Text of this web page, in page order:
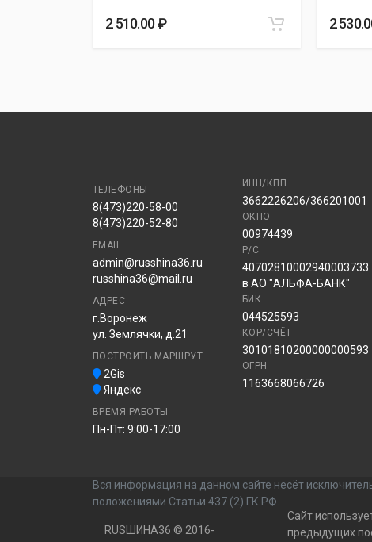
2 510.00 ₽ 2
ТЕЛЕФОНЫ
8(473)220-58-00
8(473)220-52-80
EMAIL
admin@russhina36.ru
russhina36@mail.ru
АДРЕС
г.Воронеж
ул. Землячки, д.21
ПОСТРОИТЬ МАРШРУТ
2Gis
Яндекс
ВРЕМЯ РАБОТЫ
Пн-Пт: 9:00-17:00
ИНН/КПП
3662226206/366201001
ОКПО
00974439
Р/С
40702810002940003733
в АО "АЛЬФА-БАНК"
БИК
044525593
КОР/СЧЁТ
30101810200000000593
ОГРН
1163668066726
Вся информация на данном сайте несёт
положениями Статьи 437 (2) ГК РФ.
RUSШИНА36 © 2016-
Сайт
предыдущих